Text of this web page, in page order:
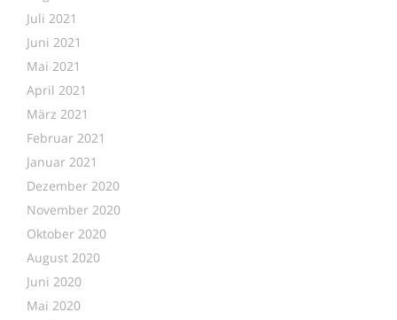
Juli 2021
Juni 2021
Mai 2021
April 2021
März 2021
Februar 2021
Januar 2021
Dezember 2020
November 2020
Oktober 2020
August 2020
Juni 2020
Mai 2020